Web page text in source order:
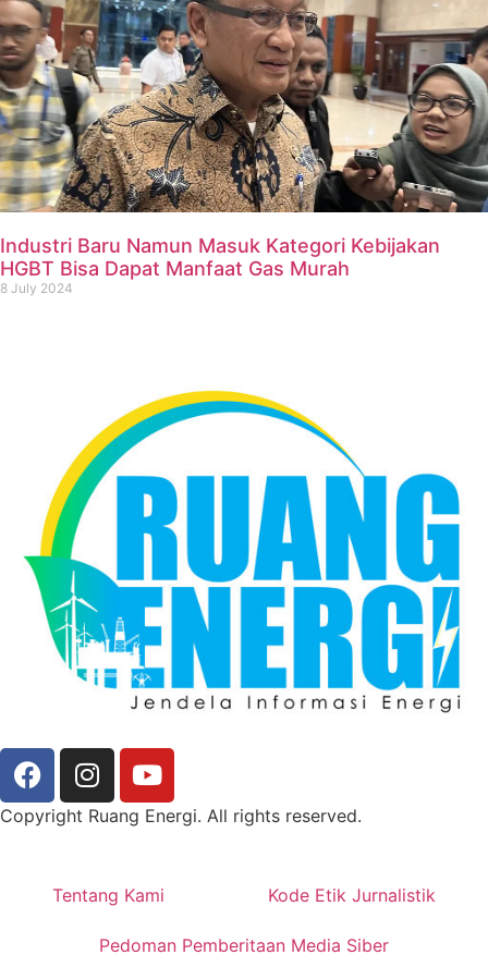
Industri Baru Namun Masuk Kategori Kebijakan
HGBT Bisa Dapat Manfaat Gas Murah
8 July 2024
Copyright Ruang Energi. All rights reserved.
Tentang Kami Kode Etik Jurnalistik
Pedoman Pemberitaan Media Siber